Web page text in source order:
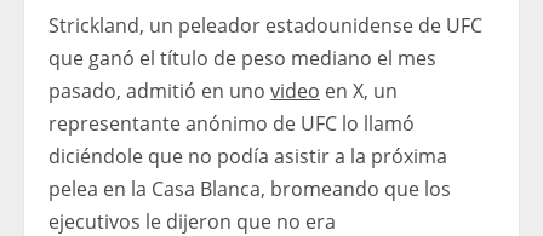
Strickland, un peleador estadounidense de UFC
que ganó el título de peso mediano el mes
pasado, admitió en uno video en X, un
representante anónimo de UFC lo llamó
diciéndole que no podía asistir a la próxima
pelea en la Casa Blanca, bromeando que los
ejecutivos le dijeron que no era